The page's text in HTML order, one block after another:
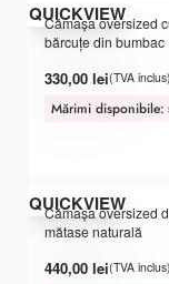
QUICKVIEW
Cămașa oversized
bărcuțe din bumbac
330,00 lei(TVA inclus)
Mărimi disponibile:
QUICKVIEW
Cămașa oversized
mătase naturală
440,00 lei(TVA inclus)